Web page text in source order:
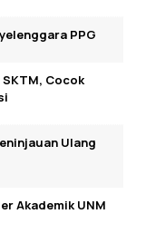
PPG
Cocok
Ulang
Akademik UNM